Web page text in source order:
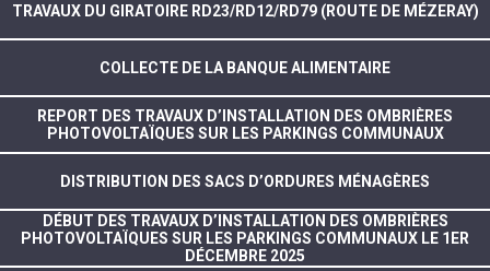
TRAVAUX DU GIRATOIRE RD23/RD12/RD79 (ROUTE DE MÉZERAY)
COLLECTE DE LA BANQUE ALIMENTAIRE
REPORT DES TRAVAUX D’INSTALLATION DES OMBRIÈRES
PHOTOVOLTAÏQUES SUR LES PARKINGS COMMUNAUX
DISTRIBUTION DES SACS D’ORDURES MÉNAGÈRES
DÉBUT DES TRAVAUX D’INSTALLATION DES OMBRIÈRES
PHOTOVOLTAÏQUES SUR LES PARKINGS COMMUNAUX LE 1ER
DÉCEMBRE 2025